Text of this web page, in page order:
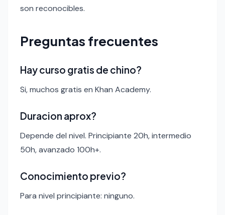
son reconocibles.
Preguntas frecuentes
Hay curso gratis de chino?
Si, muchos gratis en Khan Academy.
Duracion aprox?
Depende del nivel. Principiante 20h, intermedio
50h, avanzado 100h+.
Conocimiento previo?
Para nivel principiante: ninguno.